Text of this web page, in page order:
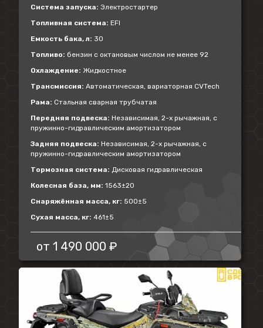
Система запуска: Электростартер
Топливная система: EFI
Емкость бака, л: 30
Топливо: бензин с октановым числом не менее 92
Охлаждение: Жидкостное
Трансмиссия: Автоматическая, вариаторная CVTech
Рама: Стальная сварная трубчатая
Передняя подвеска: Независимая, 2-х рычажная, с
пружинно-гидравлическим амортизатором
Задняя подвеска: Независимая, 2-х рычажная, с
пружинно-гидравлическим амортизатором
Тормозная система: Дисковая гидравлическая
Колесная база, мм: 1563±20
Снаряжённая масса, кг: 500±5
Сухая масса, кг: 461±5
от 1 490 000 ₽